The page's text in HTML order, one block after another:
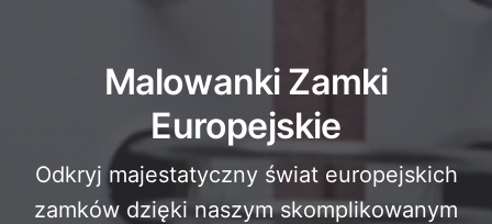
Malowanki Zamki
Europejskie
Odkryj majestatyczny świat europejskich
zamków dzięki naszym skomplikowanym